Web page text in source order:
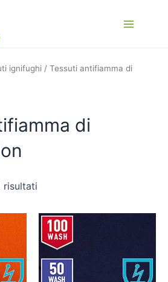
ignifughi / Tessuti antifiamma di
di
risultati